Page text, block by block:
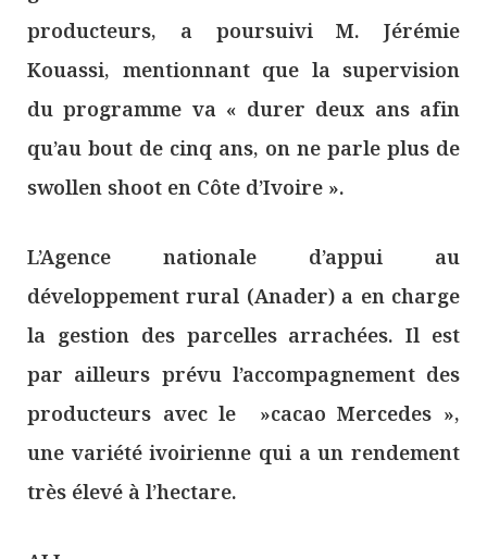
producteurs, a poursuivi M. Jérémie
Kouassi, mentionnant que la supervision
du programme va « durer deux ans afin
qu’au bout de cinq ans, on ne parle plus de
swollen shoot en Côte d’Ivoire ».
L’Agence nationale d’appui au
développement rural (Anader) a en charge
la gestion des parcelles arrachées. Il est
par ailleurs prévu l’accompagnement des
producteurs avec le »cacao Mercedes »,
une variété ivoirienne qui a un rendement
très élevé à l’hectare.